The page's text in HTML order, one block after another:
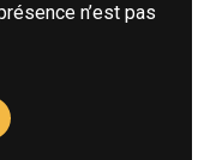
n’est pas